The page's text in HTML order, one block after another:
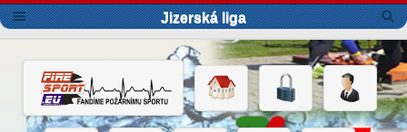
Jizerská liga